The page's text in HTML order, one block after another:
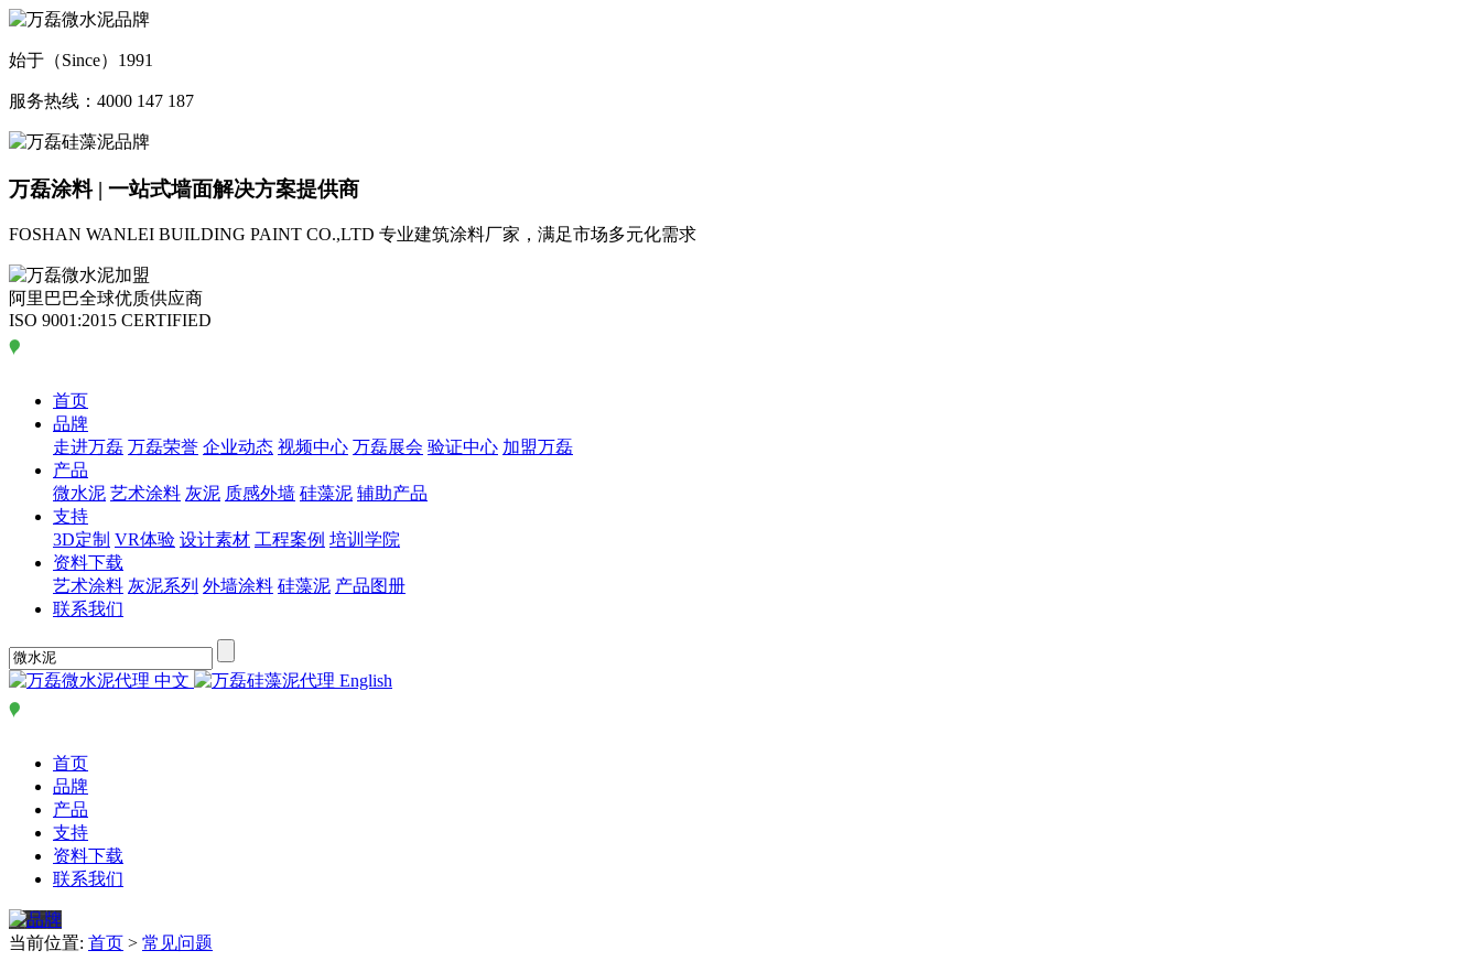
始于（Since）1991
服务热线：4000 147 187
万磊涂料 | 一站式墙面解决方案提供商
FOSHAN WANLEI BUILDING PAINT CO.,LTD 专业建筑涂料厂家，满足市场多元化需求
阿里巴巴全球优质供应商
ISO 9001:2015 CERTIFIED
首页
品牌
走进万磊 万磊荣誉 企业动态 视频中心 万磊展会 验证中心 加盟万磊
产品
微水泥 艺术涂料 灰泥 质感外墙 硅藻泥 辅助产品
支持
3D定制 VR体验 设计素材 工程案例 培训学院
资料下载
艺术涂料 灰泥系列 外墙涂料 硅藻泥 产品图册
联系我们
中文 English
首页
品牌
产品
支持
资料下载
联系我们
当前位置: 首页 > 常见问题